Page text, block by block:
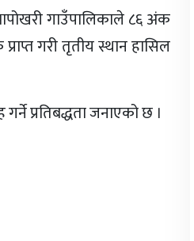
गाउँपालिकाले ८६ अंक
गरी तृतीय स्थान हासिल
प्रतिबद्धता जनाएको छ ।